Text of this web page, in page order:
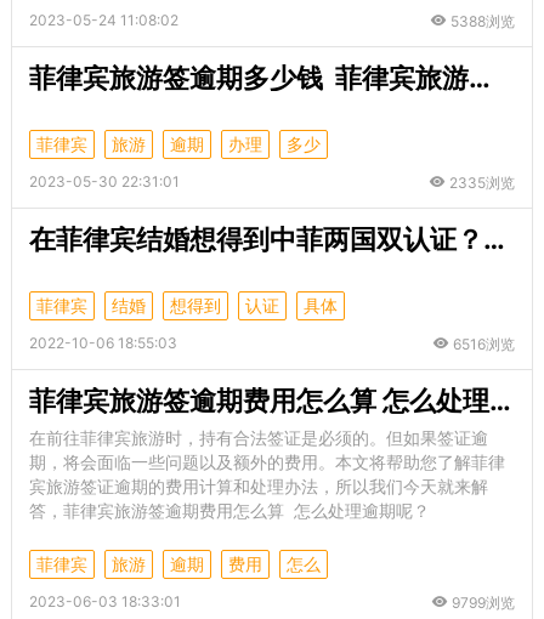
2023-05-24 11:08:02 5388浏览
菲律宾旅游签逾期多少钱 菲律宾旅游签逾期解决办法
菲律宾 旅游 逾期 办理 多少
2023-05-30 22:31:01 2335浏览
在菲律宾结婚想得到中菲两国双认证？具体流程看这里！
菲律宾 结婚 想得到 认证 具体
2022-10-06 18:55:03 6516浏览
菲律宾旅游签逾期费用怎么算 怎么处理逾期呢
在前往菲律宾旅游时，持有合法签证是必须的。但如果签证逾
期，将会面临一些问题以及额外的费用。本文将帮助您了解菲律
宾旅游签证逾期的费用计算和处理办法，所以我们今天就来解
答，菲律宾旅游签逾期费用怎么算 怎么处理逾期呢？
菲律宾 旅游 逾期 费用 怎么
2023-06-03 18:33:01 9799浏览